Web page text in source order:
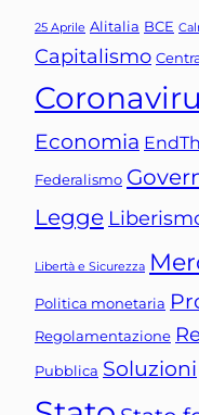
25 Aprile Alitalia BCE
Capitalismo
Economia
Federalismo
Legge
Libertà e Sicurezza
Politica monetaria
Regolamentazione
Pubblica Soluzioni